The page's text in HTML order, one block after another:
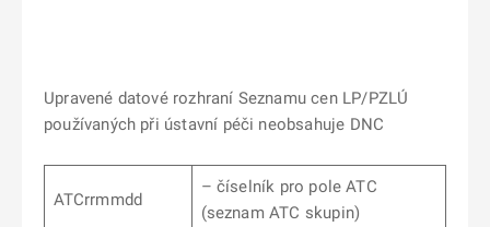
Upravené datové rozhraní Seznamu cen LP/PZLÚ
používaných při ústavní péči neobsahuje DNC
ATCrrmmdd
– číselník pro pole ATC
(seznam ATC skupin)